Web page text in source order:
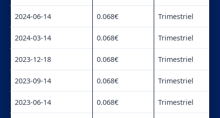
2024-06-14 0.068€ Trimestriel
2024-03-14 0.068€ Trimestriel
2023-12-18 0.068€ Trimestriel
2023-09-14 0.068€ Trimestriel
2023-06-14 0.068€ Trimestriel